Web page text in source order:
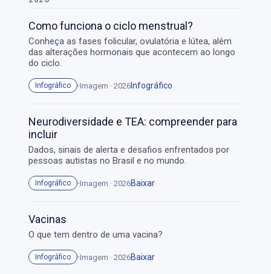
Como funciona o ciclo menstrual?
Conheça as fases folicular, ovulatória e lútea, além
das alterações hormonais que acontecem ao longo
do ciclo.
Infográfico Imagem · 2026 Infográfico
Neurodiversidade e TEA: compreender para
incluir
Dados, sinais de alerta e desafios enfrentados por
pessoas autistas no Brasil e no mundo.
Infográfico Imagem · 2026Baixar
Vacinas
O que tem dentro de uma vacina?
Infográfico Imagem · 2026Baixar